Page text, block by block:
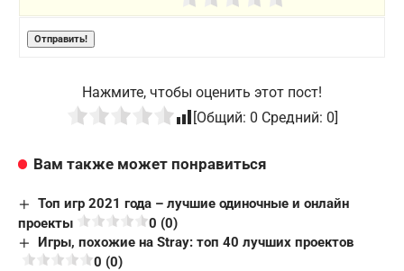
Нажмите, чтобы оценить этот пост!
[Общий: 0 Средний: 0]
Вам также может понравиться
Топ игр 2021 года – лучшие одиночные и онлайн
проекты
0 (0)
Игры, похожие на Stray: топ 40 лучших проектов
0 (0)